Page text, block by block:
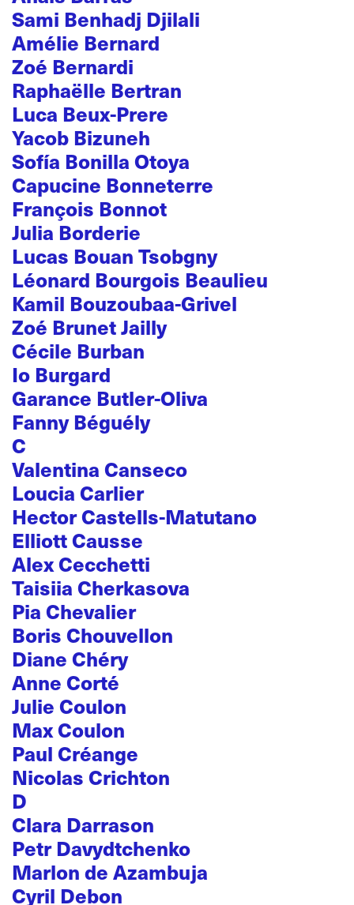
Sami Benhadj Djilali
Amélie Bernard
Zoé Bernardi
Raphaëlle Bertran
Luca Beux-Prere
Yacob Bizuneh
Sofía Bonilla Otoya
Capucine Bonneterre
François Bonnot
Julia Borderie
Lucas Bouan Tsobgny
Léonard Bourgois Beaulieu
Kamil Bouzoubaa-Grivel
Zoé Brunet Jailly
Cécile Burban
Io Burgard
Garance Butler-Oliva
Fanny Béguély
C
Valentina Canseco
Loucia Carlier
Hector Castells-Matutano
Elliott Causse
Alex Cecchetti
Taisiia Cherkasova
Pia Chevalier
Boris Chouvellon
Diane Chéry
Anne Corté
Julie Coulon
Max Coulon
Paul Créange
Nicolas Crichton
D
Clara Darrason
Petr Davydtchenko
Marlon de Azambuja
Cyril Debon